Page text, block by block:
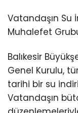
Vatandaşın Su
Muhalefet Grubu
Balıkesir
Genel Kurulu,
tarihi bir su
Vatandaşın